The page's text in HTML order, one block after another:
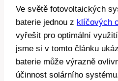
Ve světě fotovoltaických
baterie jednou z klíčových
vyřešit pro optimální
jsme si v tomto článku
baterie může výrazně
účinnost solárního